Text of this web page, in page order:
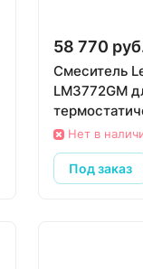
58 770
Смеситель
LM3772GM
Нет в
Под заказ